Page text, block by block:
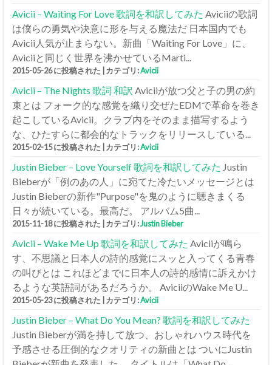
Avicii – Waiting For Love 歌詞を和訳してみた Aviciiの歌詞
は僕らの勇気や決意に形を与える魔法だ 日本国内でも
Avicii人気が止まらない。新曲「Waiting For Love」に、
Aviciiと同じく世界を沸かせているMarti...
2015-05-26 に投稿された カテゴリ:Avicii
Avicii – The Nights 歌詞 和訳 Aviciiが放つ父と子の男の約
束とは フォーク的な感覚を織り交ぜたEDMで革命を巻き
起こしているAvicii。クラブ内をそのまま描写するよう
な、ひたすらに都会的なトラックをリリースしている...
2015-02-15 に投稿された カテゴリ:Avicii
Justin Bieber – Love Yourself 歌詞を和訳してみた Justin
Bieberが「例のあの人」に宛てた冷たいメッセージとは
Justin Bieberの新作"Purpose"を鬼のように聴きまくる
日々が続いている。最高だ。 アルバム5曲...
2015-11-18 に投稿された カテゴリ:Justin Bieber
Avicii – Wake Me Up 歌詞を和訳してみた Aviciiが鳴ら
す、不思議と日本人の詩的感覚にスッと入ってくる青春
の叫びとは これほどまでに日本人の詩的感情に訴えかけ
るような英語詞があるだろうか。 AviciiのWake Me U...
2015-05-23 に投稿された カテゴリ:Avicii
Justin Bieber – What Do You Mean? 歌詞を和訳してみた
Justin Bieberが満を持して放つ、おしゃれハウス時代を
予感させる圧倒的なクオリティの新曲とは ついにJustin